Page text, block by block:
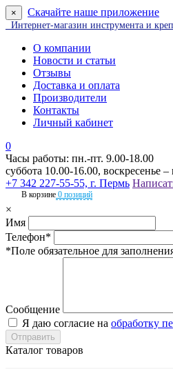
× Скачайте наше приложение
Интернет-магазин инструмента и
О компании
Новости и статьи
Отзывы
Доставка и оплата
Производители
Контакты
Личный кабинет
0
Часы работы: пн.-пт. 9.00-18.00
суббота 10.00-16.00, воскресенье
+7 342 227-55-55, г. Пермь
В корзине 0 позиций
×
Имя
Телефон*
*Поле обязательное для
Сообщение
Я даю согласие на обработку
Каталог товаров